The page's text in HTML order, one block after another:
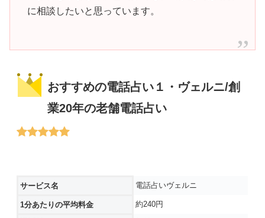
に相談したいと思っています。
おすすめの電話占い１・ヴェルニ/創
業20年の老舗電話占い
サービス名 電話占いヴェルニ
1分あたりの平均料金 約240円